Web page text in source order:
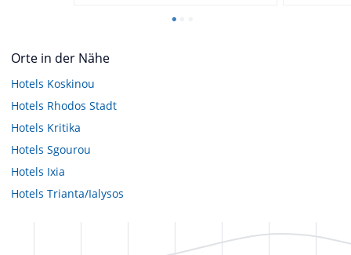
Orte in der Nähe
Hotels Koskinou
Hotels Rhodos Stadt
Hotels Kritika
Hotels Sgourou
Hotels Ixia
Hotels Trianta/Ialysos